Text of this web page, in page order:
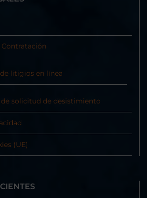
litigios en línea
solicitud de desistimiento
(UE)